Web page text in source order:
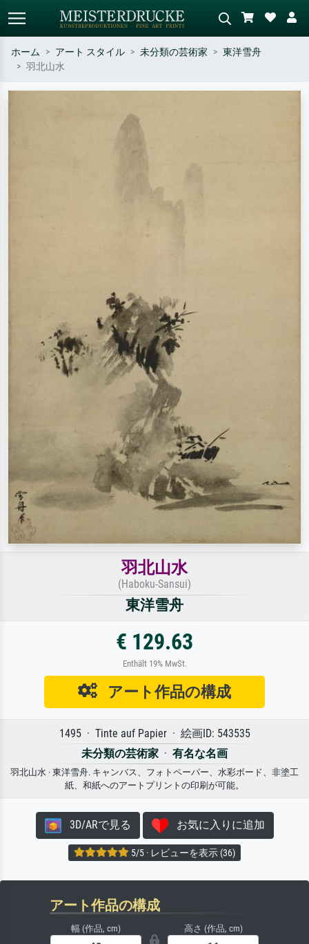
– 例：モネ、星月夜、印象派、北
ホーム アート スタイル 未分類の芸術家
東洋雪舟
羽北山水
羽北山水
(Haboku-Sansui)
東洋雪舟
€ 129.63
Enthält 19% MwSt.
アート作品の構成
1495 · Tinte auf Papier · 絵画ID: 543535
未分類の芸術家 · 有名な名画
羽北山水 · 東洋雪舟. キャンバス、フォトペーパー、水彩ボード、非塗工
紙、和紙へのアートプリントの印刷が可能。
3D/ARで見る お気に入りに追加
5/5 · レビューを表示 (36)
アート作品の構成
幅 (作品, cm) 高さ (作品, cm)